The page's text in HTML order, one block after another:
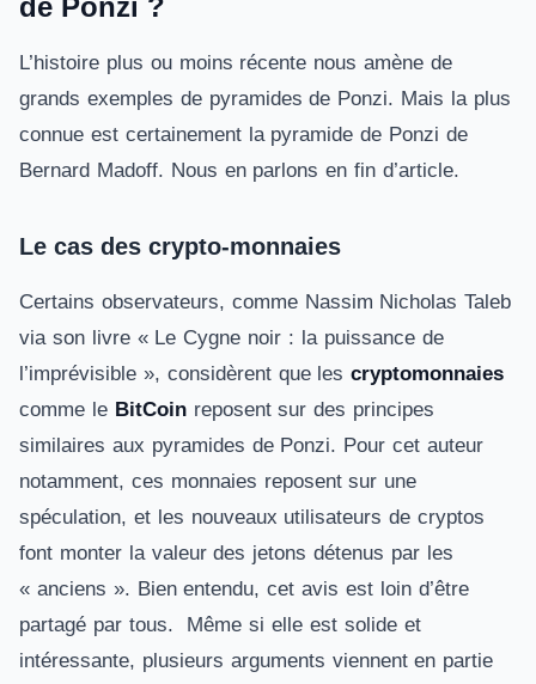
de Ponzi ?
L’histoire plus ou moins récente nous amène de
grands exemples de pyramides de Ponzi. Mais la plus
connue est certainement la pyramide de Ponzi de
Bernard Madoff. Nous en parlons en fin d’article.
Le cas des crypto-monnaies
Certains observateurs, comme Nassim Nicholas Taleb
via son livre « Le Cygne noir : la puissance de
l’imprévisible », considèrent que lescryptomonnaies
comme le BitCoinreposent sur des principes
similaires aux pyramides de Ponzi. Pour cet auteur
notamment, ces monnaies reposent sur une
spéculation, et les nouveaux utilisateurs de cryptos
font monter la valeur des jetons détenus par les
« anciens ». Bien entendu, cet avis est loin d’être
partagé par tous. Même si elle est solide et
intéressante, plusieurs arguments viennent en partie